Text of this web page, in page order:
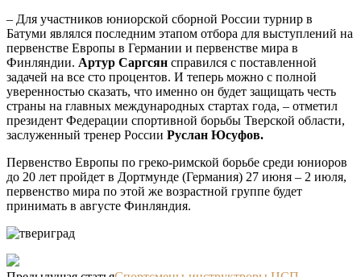
– Для участников юниорской сборной России турнир в
Батуми являлся последним этапом отбора для выступлений на
первенстве Европы в Германии и первенстве мира в
Финляндии. Артур Саргсян справился с поставленной
задачей на все сто процентов. И теперь можно с полной
уверенностью сказать, что именно он будет защищать честь
страны на главных международных стартах года, – отметил
президент Федерации спортивной борьбы Тверской области,
заслуженный тренер России Руслан Юсуфов.
Первенство Европы по греко-римской борьбе среди юниоров
до 20 лет пройдет в Дортмунде (Германия) 27 июня – 2 июля,
первенство мира по этой же возрастной группе будет
принимать в августе Финляндия.